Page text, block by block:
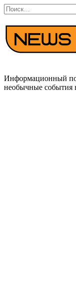
Перейти
к
содержанию
Search
for:
Информационный
необычные события